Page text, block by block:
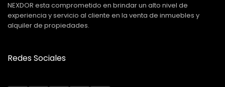
NEXDOR esta comprometido en brindar un alto nivel de
experiencia y servicio al cliente en la venta de inmuebles y
alquiler de propiedades.
Redes Sociales